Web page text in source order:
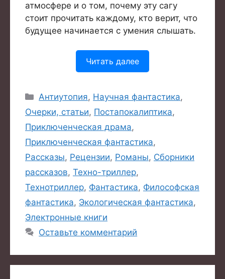
атмосфере и о том, почему эту сагу
стоит прочитать каждому, кто верит, что
будущее начинается с умения слышать.
Читать далее
Рубрики
Антиутопия, Научная фантастика,
Очерки, статьи, Постапокалиптика,
Приключенческая драма,
Приключенческая фантастика,
Рассказы, Рецензии, Романы, Сборники
рассказов, Техно-триллер,
Технотриллер, Фантастика, Философская
фантастика, Экологическая фантастика,
Электронные книги
Оставьте комментарий